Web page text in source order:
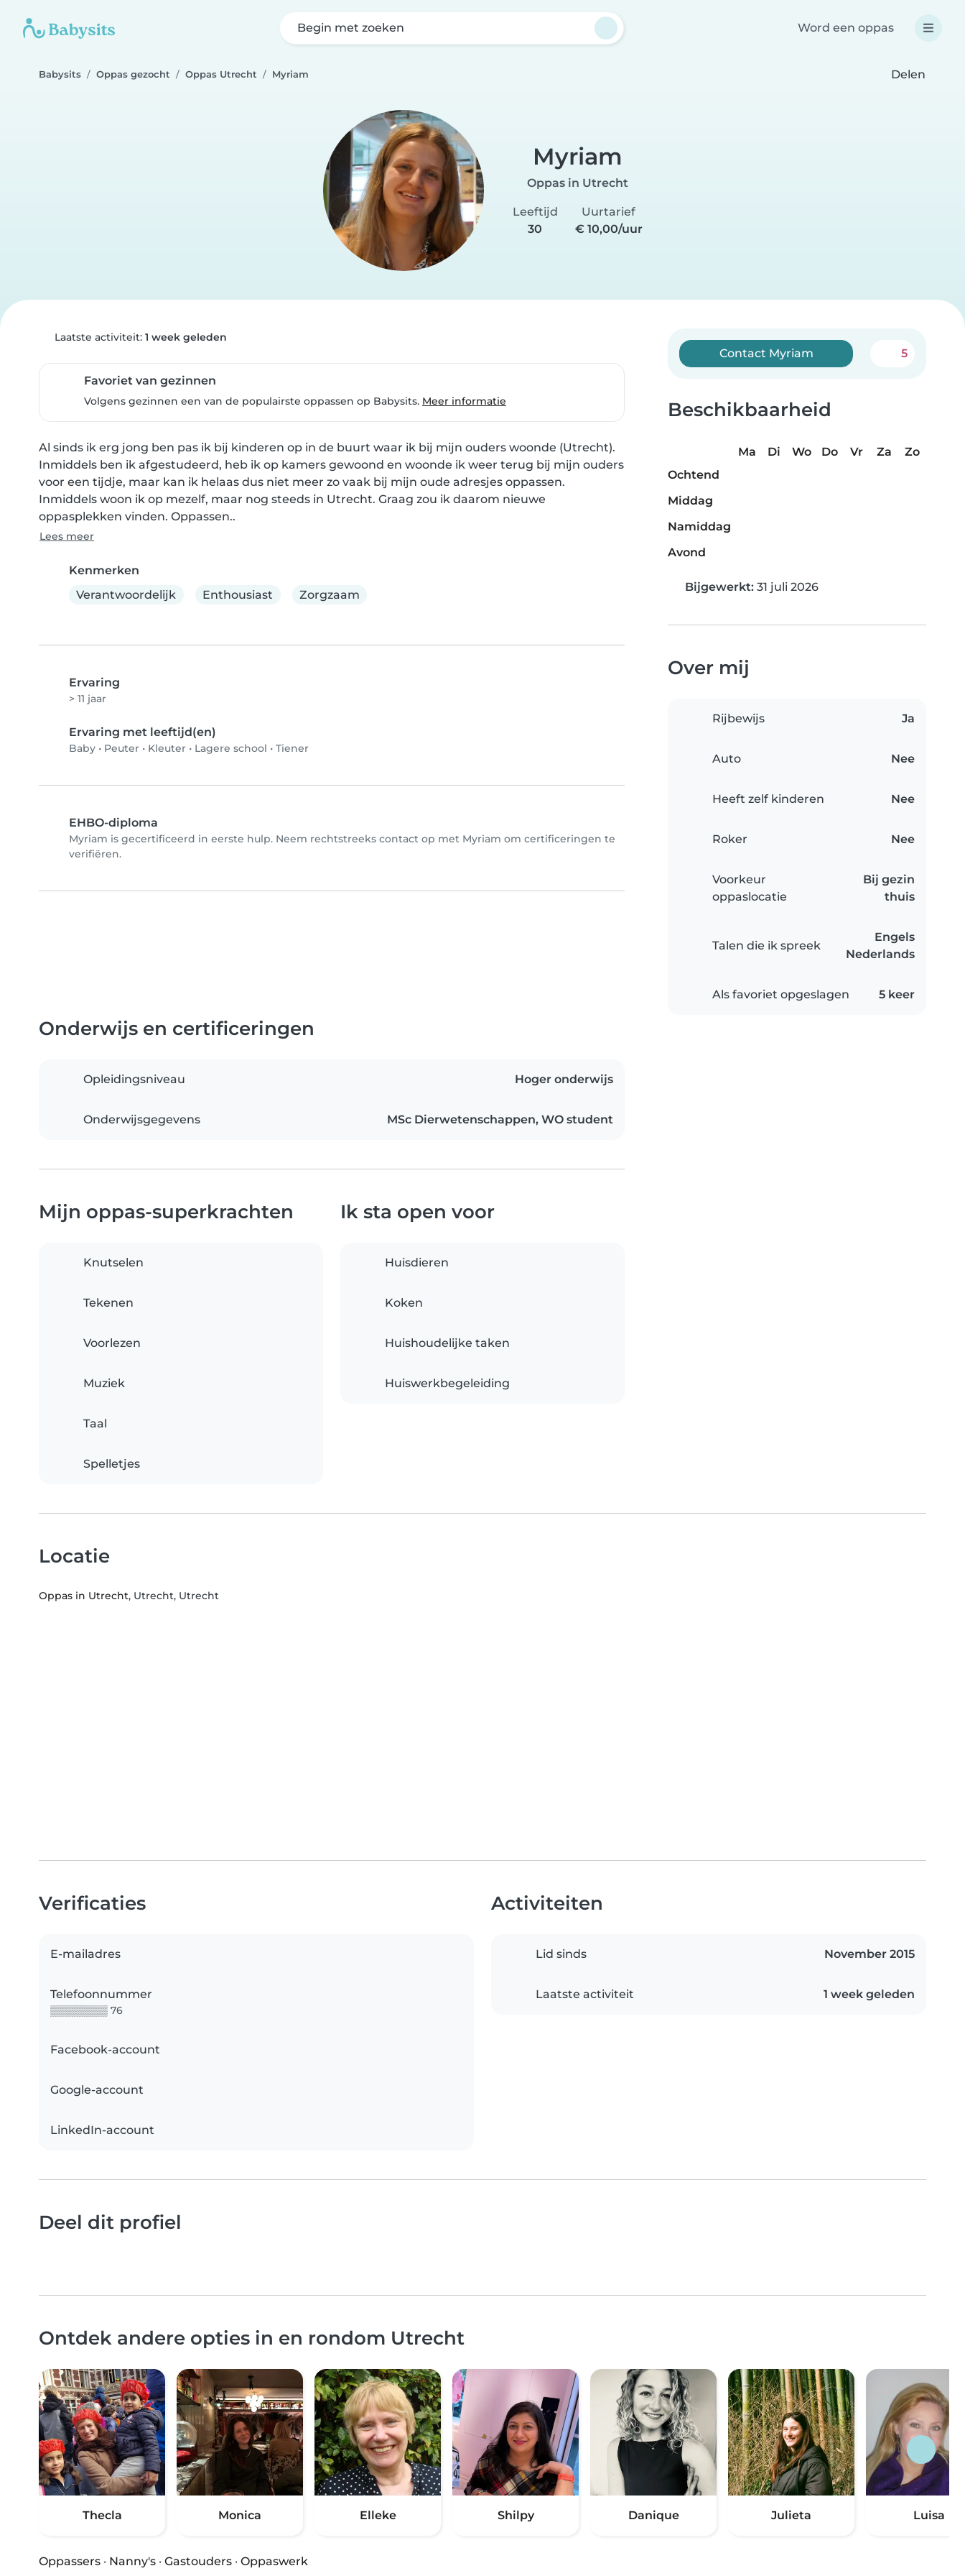
Begin met zoeken Word een oppas
Babysits Oppas gezocht Oppas Utrecht Myriam Delen
Myriam
Oppas in Utrecht
Leeftijd
30
Uurtarief
€ 10,00/uur
Laatste activiteit: 1 week geleden
Favoriet van gezinnen
Volgens gezinnen een van de populairste oppassen op Babysits. Meer informatie
Al sinds ik erg jong ben pas ik bij kinderen op in de buurt waar ik bij mijn ouders woonde (Utrecht).
Inmiddels ben ik afgestudeerd, heb ik op kamers gewoond en woonde ik weer terug bij mijn ouders
voor een tijdje, maar kan ik helaas dus niet meer zo vaak bij mijn oude adresjes oppassen.
Inmiddels woon ik op mezelf, maar nog steeds in Utrecht. Graag zou ik daarom nieuwe
oppasplekken vinden. Oppassen..
Lees meer
Kenmerken
Verantwoordelijk
Enthousiast Zorgzaam
Ervaring
> 11 jaar
Ervaring met leeftijd(en)
Baby • Peuter • Kleuter • Lagere school • Tiener
EHBO-diploma
Myriam is gecertificeerd in eerste hulp. Neem rechtstreeks contact op met Myriam om certificeringen te
verifiëren.
Contact Myriam 5
Beschikbaarheid
Ma Di Wo Do Vr Za
Zo
Ochtend
Middag
Namiddag
Avond
Bijgewerkt: 31 juli 2026
Over mij
Rijbewijs Ja
Auto Nee
Heeft zelf kinderen Nee
Roker Nee
Voorkeur
oppaslocatie
Bij gezin
thuis
Talen die ik spreek
Engels
Nederlands
Als favoriet opgeslagen 5 keer
Onderwijs en certificeringen
Opleidingsniveau Hoger onderwijs
Onderwijsgegevens MSc Dierwetenschappen, WO student
Mijn oppas-superkrachten
Knutselen
Tekenen
Voorlezen
Muziek
Taal
Spelletjes
Ik sta open voor
Huisdieren
Koken
Huishoudelijke taken
Huiswerkbegeleiding
Locatie
Oppas in Utrecht, Utrecht, Utrecht
Verificaties
E-mailadres
Telefoonnummer
▒▒▒▒▒▒▒▒ 76
Facebook-account
Google-account
LinkedIn-account
Activiteiten
Lid sinds November 2015
Laatste activiteit 1 week geleden
Deel dit profiel
Ontdek andere opties in en rondom Utrecht
Thecla Monica Elleke Shilpy Danique Julieta Luisa
Oppassers · Nanny's · Gastouders · Oppaswerk